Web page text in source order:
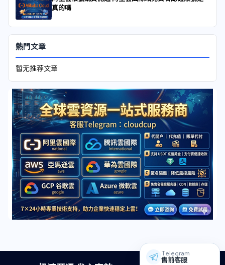
真的嗎
熱門文章
暂无推荐文章
Telegram
售前客服